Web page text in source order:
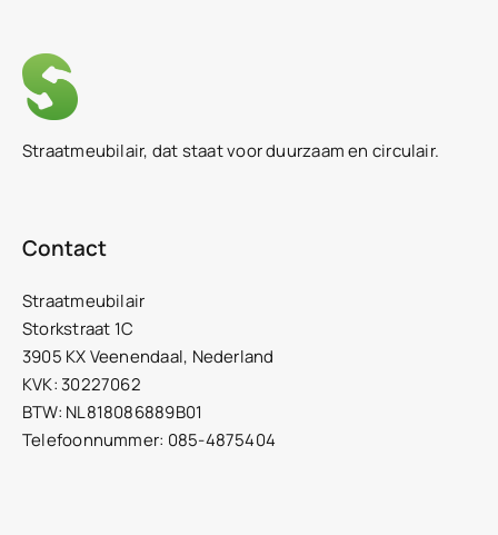
Straatmeubilair, dat staat voor duurzaam en circulair.
Contact
Straatmeubilair
Storkstraat 1C
3905 KX Veenendaal, Nederland
KVK: 30227062
BTW: NL818086889B01
Telefoonnummer: 085-4875404